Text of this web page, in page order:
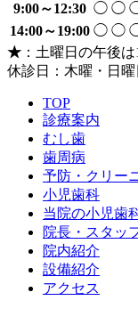
9:00～12:30 ◯ ◯
14:00～19:00 ◯ ◯
★ ：土曜日の午後
休診日：木曜・日曜
TOP
診療案内
むし歯
歯周病
予防・クリー
小児歯科
当院の小児歯
院長・スタッ
院内紹介
設備紹介
アクセス